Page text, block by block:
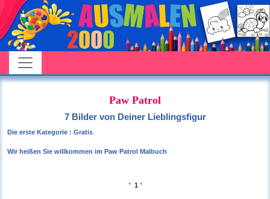
Paw Patrol
7 Bilder von Deiner Lieblingsfigur
Die erste Kategorie : Gratis
Wir heißen Sie willkommen im Paw Patrol Malbuch
° 1 °